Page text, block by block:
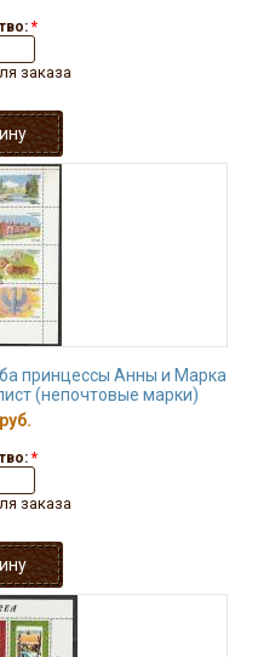
*
заказа
принцессы Анны и Марка
(непочтовые марки)
*
заказа